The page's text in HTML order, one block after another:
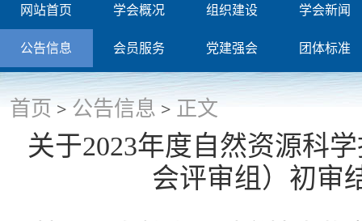
网站首页 学会概况 组织建设 学会新闻
公告信息 会员服务 党建强会 团体标准
首页 > 公告信息 > 正文
关于2023年度自然资源科
会评审组）初审